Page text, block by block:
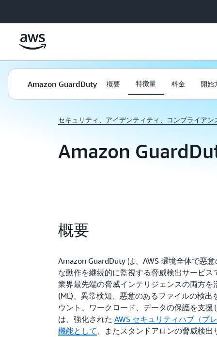
Amazon GuardDuty 概要 特徴量 料金 開始
セキュリティ、アイデンティティ、コンプライアン
Amazon
概要
Amazon GuardDuty は、AWS 環境全体で悪
な動作を継続的に監視する脅威検出サービス
業界最先端の脅威インテリジェンスの両方を
(ML)、異常検知、悪意のあるファイルの検出
ウント、ワークロード、データの保護を支援
は、強化されたAWS セキュリティハブ（プ
機能として 、またスタンドアロンの脅威検